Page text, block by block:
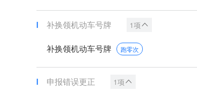
补换领机动车号牌 1项
补换领机动车号牌 跑零次
申报错误更正 1项